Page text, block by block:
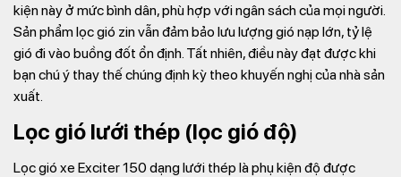
kiện này ở mức bình dân, phù hợp với ngân sách của mọi người.
Sản phẩm lọc gió zin vẫn đảm bảo lưu lượng gió nạp lớn, tỷ lệ
gió đi vào buồng đốt ổn định. Tất nhiên, điều này đạt được khi
bạn chú ý thay thế chúng định kỳ theo khuyến nghị của nhà sản
xuất.
Lọc gió lưới thép (lọc gió độ)
Lọc gió xe Exciter 150 dạng lưới thép là phụ kiện độ được